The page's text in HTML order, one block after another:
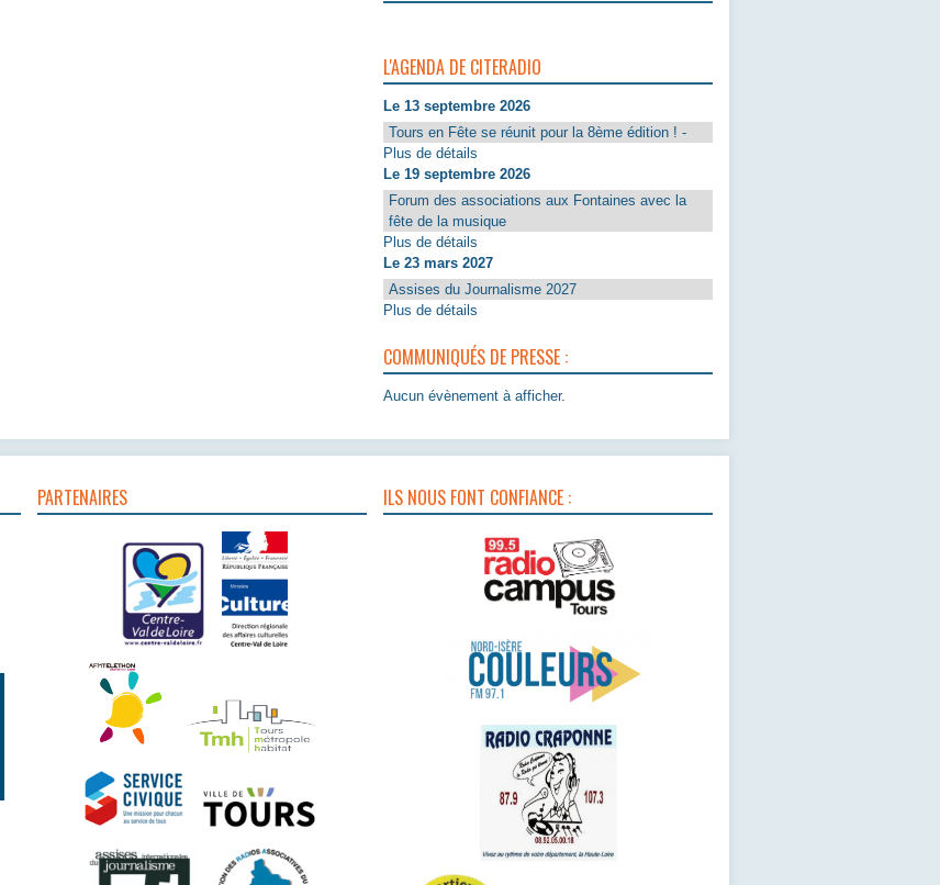
L'AGENDA DE CITERADIO
Le 13 septembre 2026
Tours en Fête se réunit pour la 8ème édition ! -
Plus de détails
Le 19 septembre 2026
Forum des associations aux Fontaines avec la
fête de la musique
Plus de détails
Le 23 mars 2027
Assises du Journalisme 2027
Plus de détails
COMMUNIQUÉS DE PRESSE :
Aucun évènement à afficher.
PARTENAIRES ILS NOUS FONT CONFIANCE :